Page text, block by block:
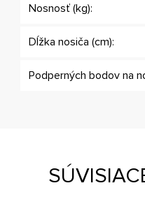
Nosnosť (kg):
Dĺžka nosiča (cm):
Podperných bodov na